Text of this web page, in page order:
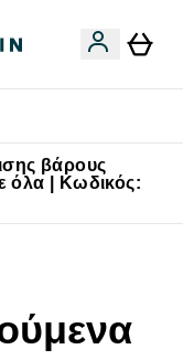
βάρους
όλα | Κωδικός: